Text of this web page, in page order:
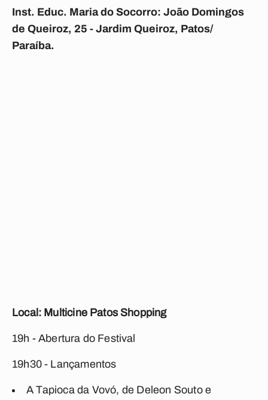
Inst. Educ. Maria do Socorro: João Domingos
de Queiroz, 25 - Jardim Queiroz, Patos/
Paraíba.
Local: Multicine Patos Shopping
19h - Abertura do Festival
19h30 - Lançamentos
A Tapioca da Vovó, de Deleon Souto e